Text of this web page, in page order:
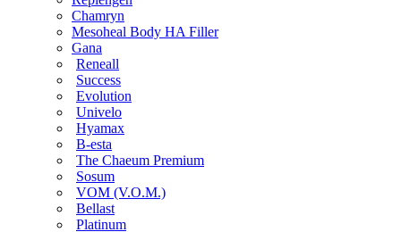
Chamryn
Mesoheal Body HA Filler
Gana
Reneall
Success
Evolution
Univelo
Hyamax
B-esta
The Chaeum Premium
Sosum
VOM (V.O.M.)
Bellast
Platinum